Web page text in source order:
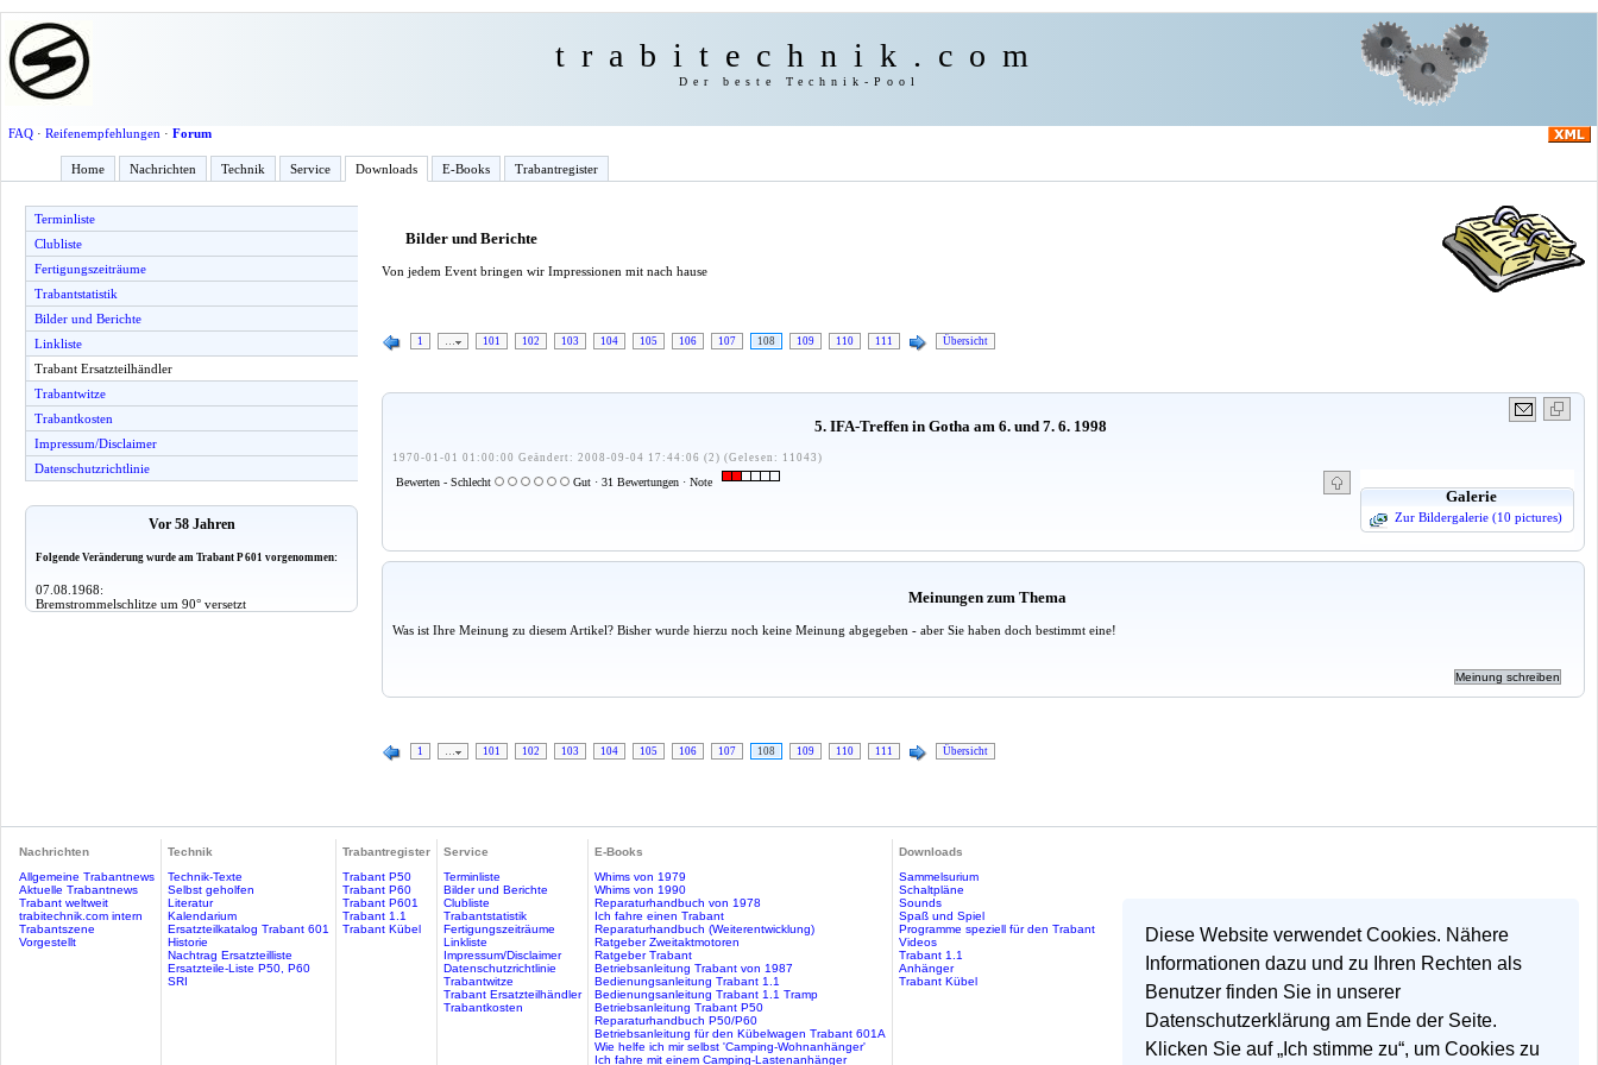
Diese Website verwendet Cookies. Nähere
Informationen dazu und zu Ihren Rechten als
Benutzer finden Sie in unserer
Datenschutzerklärung am Ende der Seite.
Klicken Sie auf „Ich stimme zu“, um Cookies zu
trabitechnik.com
Der beste Technik-Pool
FAQ· Reifenempfehlungen · Forum
Home Nachrichten Technik Service Downloads E-Books Trabantregister
Terminliste
Clubliste
Fertigungszeiträume
Trabantstatistik
Bilder und Berichte
Linkliste
Trabant Ersatzteilhändler
Trabantwitze
Trabantkosten
Impressum/Disclaimer
Datenschutzrichtlinie
Vor 58 Jahren
Folgende Veränderung wurde am Trabant P 601 vorgenommen:
07.08.1968:
Bremstrommelschlitze um 90° versetzt
Bilder und Berichte
Von jedem Event bringen wir Impressionen mit nach hause
1 … 101 102 103 104 105 106 107 108 109 110 111 Übersicht
5. IFA-Treffen in Gotha am 6. und 7. 6. 1998
1970-01-01 01:00:00 Geändert: 2008-09-04 17:44:06 (2) (Gelesen: 11043)
Galerie
Zur Bildergalerie (10 pictures)
Bewerten - Schlecht Gut · 31 Bewertungen · Note
Meinungen zum Thema
Was ist Ihre Meinung zu diesem Artikel? Bisher wurde hierzu noch keine Meinung abgegeben - aber Sie haben doch bestimmt eine!
1 101 102 103 104 105 106 107 108 109 110 111 Übersicht
Nachrichten
Allgemeine Trabantnews
Aktuelle Trabantnews
Trabant weltweit
trabitechnik.com intern
Trabantszene
Vorgestellt
Technik
Technik-Texte
Selbst geholfen
Literatur
Kalendarium
Ersatzteilkatalog Trabant 601
Historie
Nachtrag Ersatzteilliste
Ersatzteile-Liste P50, P60
SRI
Trabantregister
Trabant P50
Trabant P60
Trabant P601
Trabant 1.1
Trabant Kübel
Service
Terminliste
Bilder und Berichte
Clubliste
Trabantstatistik
Fertigungszeiträume
Linkliste
Impressum/Disclaimer
Datenschutzrichtlinie
Trabantwitze
Trabant Ersatzteilhändler
Trabantkosten
E-Books
Whims von 1979
Whims von 1990
Reparaturhandbuch von 1978
Ich fahre einen Trabant
Reparaturhandbuch (Weiterentwicklung)
Ratgeber Zweitaktmotoren
Ratgeber Trabant
Betriebsanleitung Trabant von 1987
Bedienungsanleitung Trabant 1.1
Bedienungsanleitung Trabant 1.1 Tramp
Betriebsanleitung Trabant P50
Reparaturhandbuch P50/P60
Betriebsanleitung für den Kübelwagen Trabant 601A
Wie helfe ich mir selbst 'Camping-Wohnanhänger'
Ich fahre mit einem Camping-Lastenanhänger
Downloads
Sammelsurium
Schaltpläne
Sounds
Spaß und Spiel
Programme speziell für den Trabant
Videos
Trabant 1.1
Anhänger
Trabant Kübel